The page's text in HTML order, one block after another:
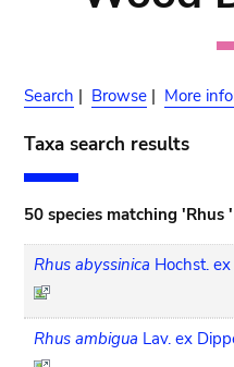
Search | Browse | More
Taxa search results
50 species matching 'Rhus '
Rhus abyssinica Hochst.
Rhus ambigua Lav. ex